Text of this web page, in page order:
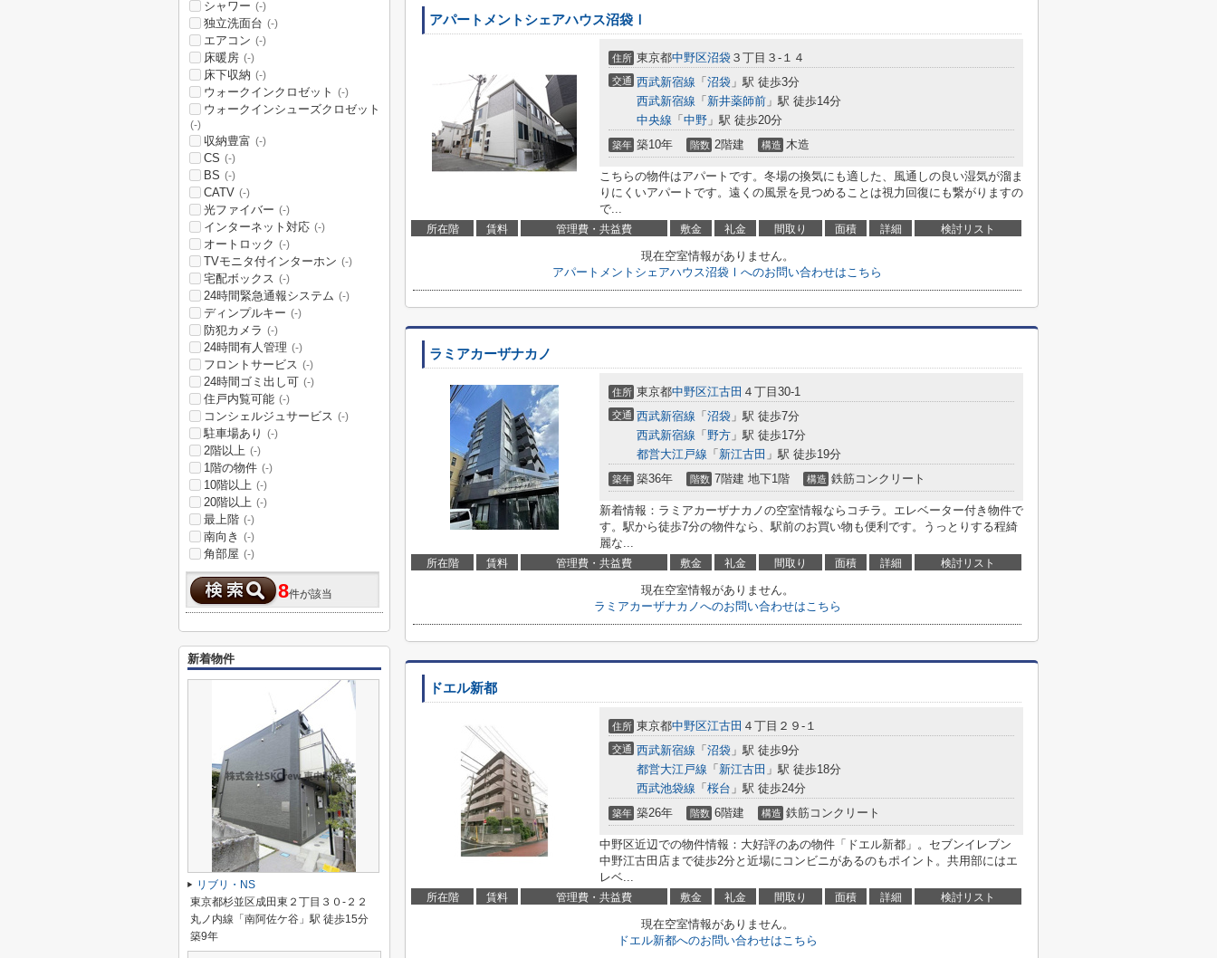
アパートメントシェアハウス沼袋Ⅰ
住所 東京都中野区沼袋 ３丁目３-１４
交通 西武新宿線 「 沼袋 」駅 徒歩3分
西武新宿線 「 新井薬師前 」駅 徒歩14分
中央線 「 中野 」駅 徒歩20分
築年 築10年 階数 2階建 構造 木造
こちらの物件はアパートです。冬場の換気にも適した、風通しの良い湿気が溜ま
りにくいアパートです。遠くの風景を見つめることは視力回復にも繋がりますの
で...
所在階 賃料 管理費・共益費 敷金 礼金 間取り 面積 詳細 検討リスト
現在空室情報がありません。
アパートメントシェアハウス沼袋Ⅰへのお問い合わせはこちら
ラミアカーザナカノ
住所 東京都中野区江古田 ４丁目30-1
交通 西武新宿線 「 沼袋 」駅 徒歩7分
西武新宿線 「 野方 」駅 徒歩17分
都営大江戸線 「 新江古田 」駅 徒歩19分
築年 築36年 階数 7階建 地下1階 構造 鉄筋コンクリート
新着情報：ラミアカーザナカノの空室情報ならコチラ。エレベーター付き物件で
す。駅から徒歩7分の物件なら、駅前のお買い物も便利です。うっとりする程綺
麗な...
所在階 賃料 管理費・共益費 敷金 礼金 間取り 面積 詳細 検討リスト
現在空室情報がありません。
ラミアカーザナカノへのお問い合わせはこちら
ドエル新都
住所 東京都中野区江古田 ４丁目２９-１
交通 西武新宿線 「 沼袋 」駅 徒歩9分
都営大江戸線 「 新江古田 」駅 徒歩18分
西武池袋線 「 桜台 」駅 徒歩24分
築年 築26年 階数 6階建 構造 鉄筋コンクリート
中野区近辺での物件情報：大好評のあの物件「ドエル新都」。セブンイレブン
中野江古田店まで徒歩2分と近場にコンビニがあるのもポイント。共用部にはエ
レベ...
所在階 賃料 管理費・共益費 敷金 礼金 間取り 面積 詳細 検討リスト
現在空室情報がありません。
ドエル新都へのお問い合わせはこちら
シャワー (-)
独立洗面台 (-)
エアコン (-)
床暖房 (-)
床下収納 (-)
ウォークインクロゼット (-)
ウォークインシューズクロゼット
(-)
収納豊富 (-)
CS (-)
BS (-)
CATV (-)
光ファイバー (-)
インターネット対応 (-)
オートロック (-)
TVモニタ付インターホン (-)
宅配ボックス (-)
24時間緊急通報システム (-)
ディンプルキー (-)
防犯カメラ (-)
24時間有人管理 (-)
フロントサービス (-)
24時間ゴミ出し可 (-)
住戸内覧可能 (-)
コンシェルジュサービス (-)
駐車場あり (-)
2階以上 (-)
1階の物件 (-)
10階以上 (-)
20階以上 (-)
最上階 (-)
南向き (-)
角部屋 (-)
8件が該当
新着物件
リブリ・NS
東京都杉並区成田東２丁目３０-２２
丸ノ内線「南阿佐ケ谷」駅 徒歩15分
築9年